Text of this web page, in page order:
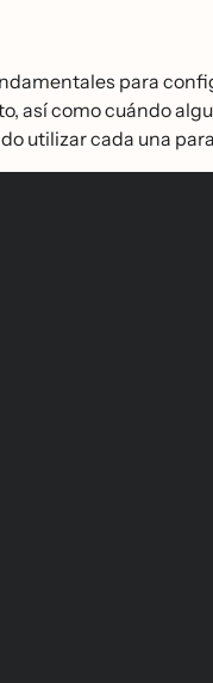
para
como cuándo
utilizar cada una